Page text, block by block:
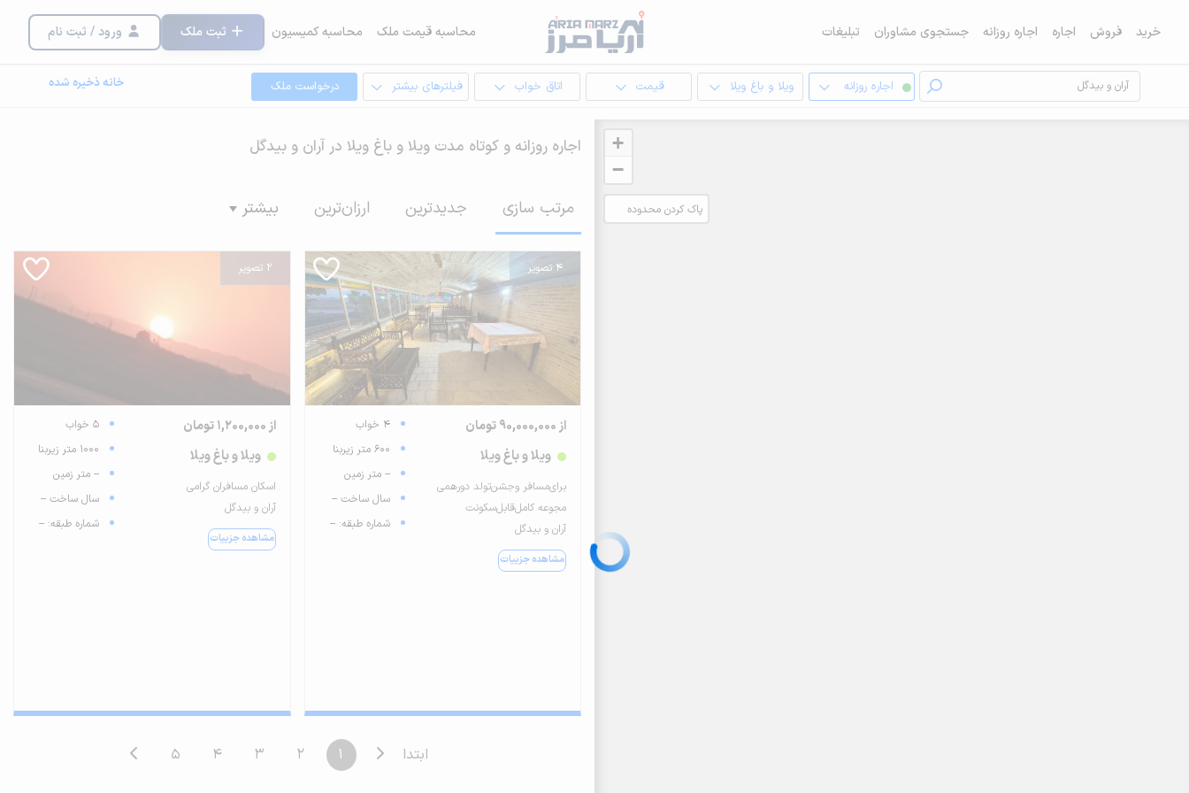
خرید فروش اجاره اجاره روزانه جستجوی مشاوران تبلیغات محاسبه قیمت ملک محاسبه کمیسیون ثبت ملک ورود / ثبت نام
اجاره روزانه ویلا و باغ ویلا قیمت اتاق خواب فیلترهای بیشتر درخواست ملک خانه ذخیره شده
+
−
پاک کردن محدوده
اجاره روزانه و کوتاه مدت ویلا و باغ ویلا در آران و بیدگل
مرتب سازی جدیدترین ارزان‌ترین بیشتر
4 تصویر
از 90,000,000 تومان
ویلا و باغ ویلا
برای‌مسافر وجشن‌تولد دورهمی
مجوعه کامل‌قابل‌سکونت
آران و بیدگل
مشاهده جزییات
4 خواب
600 متر زیربنا
-- متر زمین
سال ساخت --
شماره طبقه: --
2 تصویر
از 1,200,000 تومان
ویلا و باغ ویلا
اسکان مسافران گرامی
آران و بیدگل
مشاهده جزییات
5 خواب
1000 متر زیربنا
-- متر زمین
سال ساخت --
شماره طبقه: --
ابتدا 1
2
3
4
5